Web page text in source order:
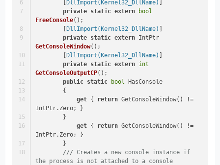
DllImport(Kernel32_DllName)
private static extern
bool
FreeConsole() ;
DllImport(Kernel32_DllName)
private static extern
IntPtr
GetConsoleWindow() ;
DllImport(Kernel32_DllName)
private static extern int
GetConsoleOutputCP() ;
public static bool HasConsole
        {
get { return GetConsoleWindow() !=
IntPtr.Zero; }
        }
get { return GetConsoleWindow() !=
IntPtr.Zero; }
        }
/// Creates a new console instance if
the process is not attached to a console